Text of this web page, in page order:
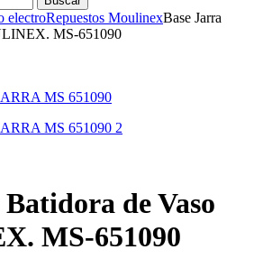
electroRepuestos MoulinexBase Jarra
MS-651090
de Vaso
MS-651090